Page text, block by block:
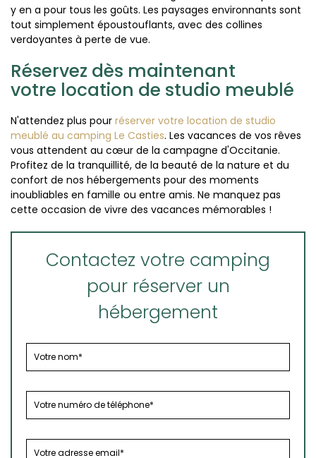
y en a pour tous les goûts. Les paysages environnants sont
tout simplement époustouflants, avec des collines
verdoyantes à perte de vue.
Réservez dès maintenant
votre location de studio meublé
N'attendez plus pour réserver votre location de studio
meublé au camping Le Casties. Les vacances de vos rêves
vous attendent au cœur de la campagne d'Occitanie.
Profitez de la tranquillité, de la beauté de la nature et du
confort de nos hébergements pour des moments
inoubliables en famille ou entre amis. Ne manquez pas
cette occasion de vivre des vacances mémorables !
Contactez votre camping
pour réserver un
hébergement